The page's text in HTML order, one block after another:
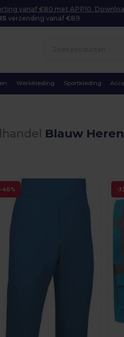
vanaf €80 met APP10.
verzending vanaf €89
Werkkleding Sportkleding
Blauw
-40% -